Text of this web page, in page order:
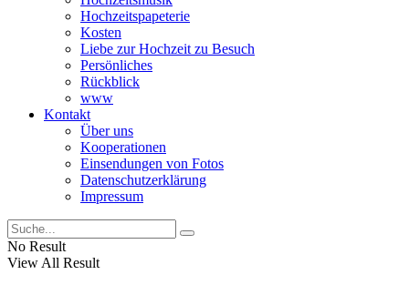
Hochzeitspapeterie
Kosten
Liebe zur Hochzeit zu Besuch
Persönliches
Rückblick
www
Kontakt
Über uns
Kooperationen
Einsendungen von Fotos
Datenschutzerklärung
Impressum
No Result
View All Result